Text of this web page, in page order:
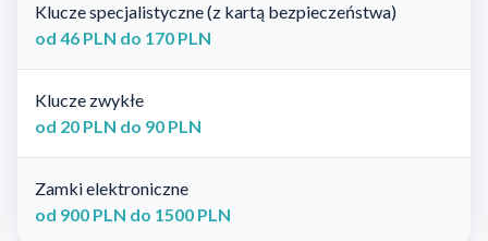
Klucze specjalistyczne (z kartą bezpieczeństwa)
od 46 PLN do 170 PLN
Klucze zwykłe
od 20 PLN do 90 PLN
Zamki elektroniczne
od 900 PLN do 1500 PLN